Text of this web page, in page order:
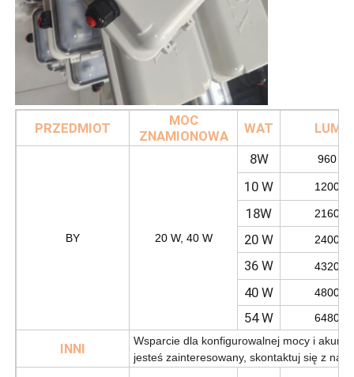
PRZEDMIOT
MOC
ZNAMIONOWA
WAT
BY 20 W, 40 W
8W 960
10 W 1200
18W 2160
20 W 2400
36 W 4320
40 W 4800
54 W 6480
INNI
Wsparcie dla konfigurowalnej mocy i
jesteś zainteresowany, skontaktuj się z